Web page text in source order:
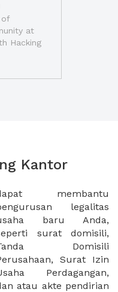
of
at
Hacking
Kantor